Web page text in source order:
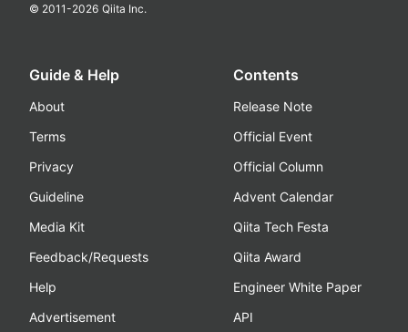
© 2011-2026 Qiita Inc.
Guide & Help
About
Terms
Privacy
Guideline
Media Kit
Feedback/Requests
Help
Advertisement
Contents
Release Note
Official Event
Official Column
Advent Calendar
Qiita Tech Festa
Qiita Award
Engineer White Paper
API